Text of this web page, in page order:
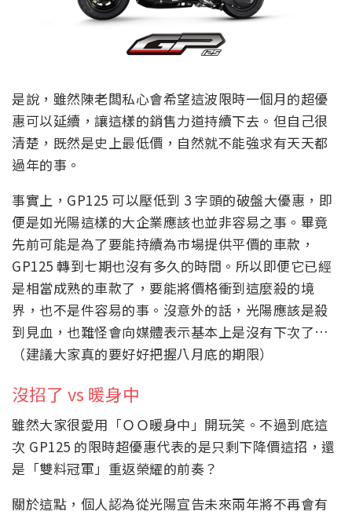
是說，雖然陳老闆私心會希望這波限時一個月的超優
惠可以延續，讓這樣的銷售力道持續下去。但自己很
清楚，既然是史上最低價，自然就不能強求有天天都
過年的事。
事實上，GP125 可以壓低到 3 字頭的破盤大優惠，即
便是如光陽這樣的大企業應該也並非容易之事。畢竟
先前可能是為了要能持續為市場提供平價的車款，
GP125 轉到七期也沒有多久的時間。所以即便它已經
是相當成熟的車款了，要能將價格衝到這麼殺的境
界，也不是件容易的事。沒意外的話，光陽應該是殺
到見血，也難怪會向媒體表示基本上是沒有下次了…
（建議大家真的要好好把握八月底的期限）
沒招了 vs 暖身中
雖然大家很愛用「ＯＯ暖身中」開玩笑。不過到底這
次 GP125 的限時超優惠代表的是只剩下降價這招，還
是「雙料冠軍」重返榮耀的前奏？
關於這點，個人認為從光陽宣告未來兩年將不再會有